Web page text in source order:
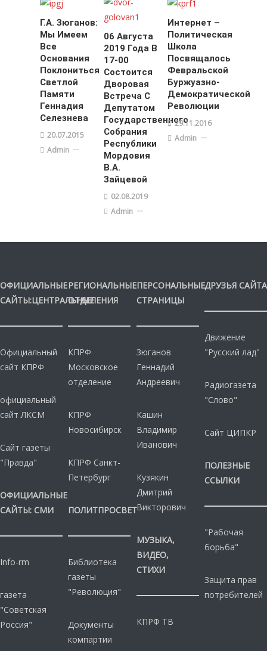
Г.А. Зюганов:
Мы Имеем
Все
Основания
Поклониться
Светлой
Памяти
Геннадия
Селезнева
20.07.2015
Admin
06 Августа
2019 Года В
17-00
Состоится
Дворовая
Встреча С
Депутатом
Государственного
Собрания
Республики
Мордовия
В.А.
Зайцевой
02.08.2019
Admin
Интернет –
Политическая
Школа
Посвящалось
Февральской
Буржуазно-
Демократической
Революции
29.11.2016
Admin
ОФИЦИАЛЬНЫЕ
САЙТЫ:ЦЕНТРАЛЬНЫЕ
Официальный
сайт КПРФ
официальный
сайт ЛКСМ
Сайт газеты
"Правда"
ОФИЦИАЛЬНЫЕ
САЙТЫ: СМИ
Info-rm
газета
"Советская
Россия"
РЕГИОНАЛЬНЫЕ
ОТДЕЛЕНИЯ
КПРФ
Московское
отделение
КПРФ
Новосибирск
КПРФ Санкт-
Петербург
ПОЛИТПРОСВЕТ
Библиотека
газеты
"Революция"
Документы
компартии
ПЕРСОНАЛЬНЫЕ
СТРАНИЦЫ
Зюганов
Геннадий
Андреевич
Кашин
Владимир
Иванович
Кузякин
Дмитрий
Викторович
МУЗЫКА,
ВИДЕО,
СТИХИ
КПРФ ТВ
ДРУЗЬЯ САЙТА
Движение
"Русский лад"
Радиогазета
"Слово"
Сайт ЦИПКР
ПОЛЕЗНЫЕ
ССЫЛКИ
"Рабочая
борьба"
Защита прав
потребителей